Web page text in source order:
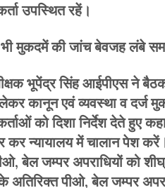
उपस्थित रहें।
भी मुकदमें की जांच बेवजह लंबे
भूपेंद्र सिंह आईपीएस ने बैठक
कानून एवं व्यवस्था व दर्ज
को दिशा निर्देश देते हुए
कर न्यायालय में चालान पेश
बेल जम्पर अपराधियों को
अतिरिक्त पीओ, बेल जम्पर